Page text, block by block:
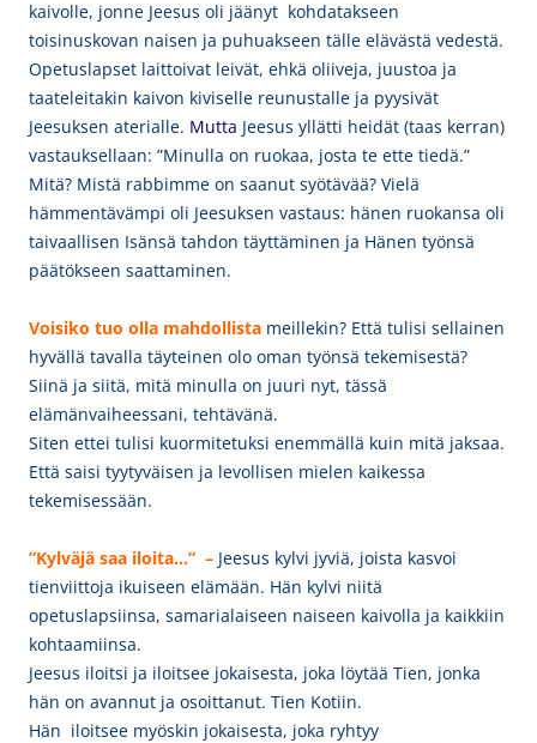
kaivolle, jonne Jeesus oli jäänyt kohdatakseen
toisinuskovan naisen ja puhuakseen tälle elävästä vedestä.
Opetuslapset laittoivat leivät, ehkä oliiveja, juustoa ja
taateleitakin kaivon kiviselle reunustalle ja pyysivät
Jeesuksen aterialle. Mutta Jeesus yllätti heidät (taas kerran)
vastauksellaan: ”Minulla on ruokaa, josta te ette tiedä.”
Mitä? Mistä rabbimme on saanut syötävää? Vielä
hämmentävämpi oli Jeesuksen vastaus: hänen ruokansa oli
taivaallisen Isänsä tahdon täyttäminen ja Hänen työnsä
päätökseen saattaminen.
Voisiko tuo olla mahdollista meillekin? Että tulisi sellainen
hyvällä tavalla täyteinen olo oman työnsä tekemisestä?
Siinä ja siitä, mitä minulla on juuri nyt, tässä
elämänvaiheessani, tehtävänä.
Siten ettei tulisi kuormitetuksi enemmällä kuin mitä jaksaa.
Että saisi tyytyväisen ja levollisen mielen kaikessa
tekemisessään.
”Kylväjä saa iloita…” – Jeesus kylvi jyviä, joista kasvoi
tienviittoja ikuiseen elämään. Hän kylvi niitä
opetuslapsiinsa, samarialaiseen naiseen kaivolla ja kaikkiin
kohtaamiinsa.
Jeesus iloitsi ja iloitsee jokaisesta, joka löytää Tien, jonka
hän on avannut ja osoittanut. Tien Kotiin.
Hän iloitsee myöskin jokaisesta, joka ryhtyy